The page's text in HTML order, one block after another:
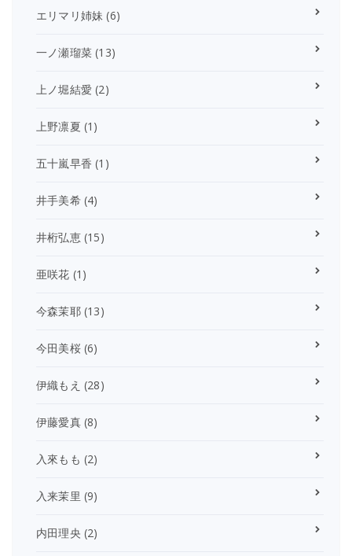
エリマリ姉妹 (6)
一ノ瀬瑠菜 (13)
上ノ堀結愛 (2)
上野凛夏 (1)
五十嵐早香 (1)
井手美希(4)
井桁弘恵(15)
亜咲花 (1)
今森茉耶(13)
今田美桜(6)
伊織もえ (28)
伊藤愛真(8)
入來もも (2)
入来茉里 (9)
内田理央 (2)